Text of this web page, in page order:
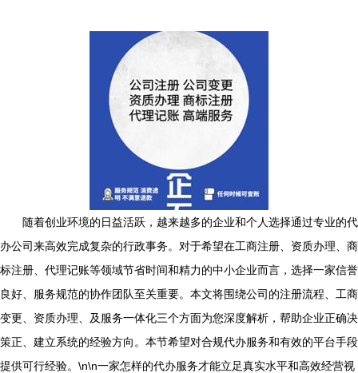
随着创业环境的日益活跃，越来越多的企业和个人选择通过专业的代
办公司来高效完成复杂的行政事务。对于希望在工商注册、资质办理、商
标注册、代理记账等领域节省时间和精力的中小企业而言，选择一家信誉
良好、服务规范的协作团队至关重要。本文将围绕公司的注册流程、工商
变更、资质办理、及服务一体化三个方面为您深度解析，帮助企业正确决
策正、建立系统的经验方向。本节希望对合规代办服务和有效的平台手段
提供可行经验。\n\n一家怎样的代办服务才能立足真实水平和高效经营视